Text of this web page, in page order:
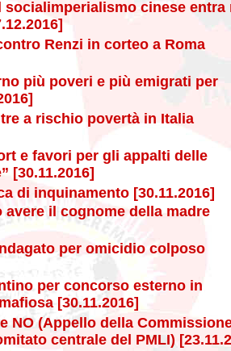
socialimperialismo cinese entra
Renzi in corteo a Roma
più poveri e più emigrati per
a rischio povertà in Italia
e favori per gli appalti delle
[30.11.2016]
di inquinamento [30.11.2016]
il cognome della madre
per omicidio colposo
per concorso esterno in
[30.11.2016]
NO (Appello della
centrale del PMLI)